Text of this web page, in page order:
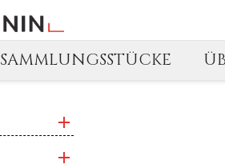
SAMMLUNGSSTÜCKE